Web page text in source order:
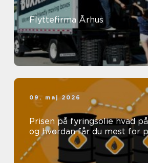
Flyttefirma Århus
09. maj 2026
Prisen på fyringsolie hvad påvirker den,
og hvordan får du mest for